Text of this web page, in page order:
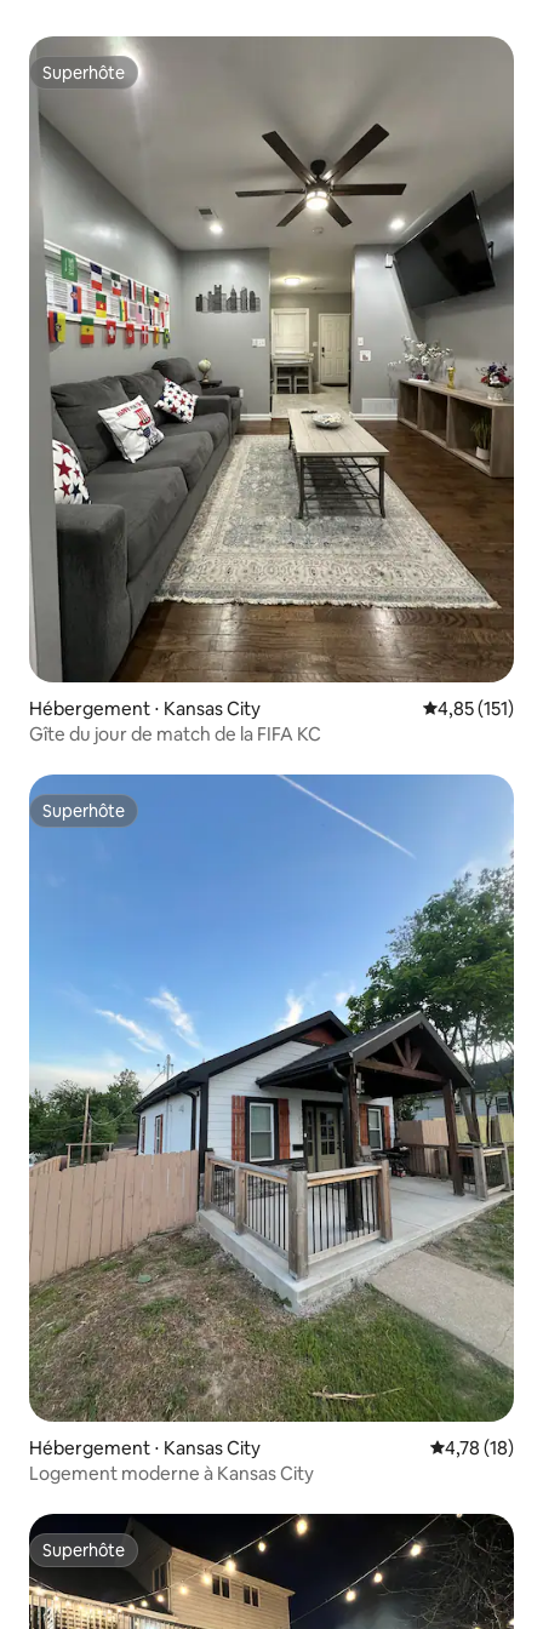
Superhôte
Superhôte
Hébergement ⋅ Kansas City Évaluation
4,85 (151)
Gîte du jour de match de la FIFA KC
Superhôte
Superhôte
Hébergement ⋅ Kansas City Évaluation
4,78 (18)
Logement moderne à Kansas City
Superhôte
Superhôte